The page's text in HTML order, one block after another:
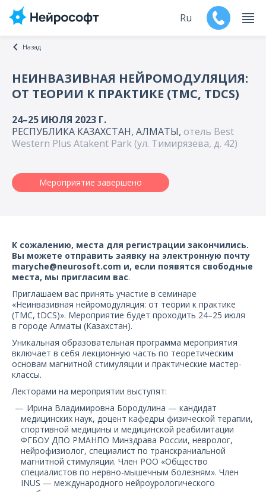
Продукты
Поддержка
Мероприятия
Дилеры
О компании
Карьера
Ru
Назад
НЕИНВАЗИВНАЯ НЕЙРОМОДУЛЯЦИЯ:
ОТ ТЕОРИИ К ПРАКТИКЕ (ТМС, TDCS)
24–25 ИЮЛЯ 2023 Г.
РЕСПУБЛИКА КАЗАХСТАН, АЛМАТЫ, отель Best
Western Plus Atakent Park (ул. Тимирязева, д. 42)
Мероприятие завершено
К сожалению, места для регистрации закончились.
Вы можете отправить заявку на электронную почту
maryche@neurosoft.com и, если появятся свободные
места, мы пригласим вас.
Приглашаем вас принять участие в семинаре
«Неинвазивная нейромодуляция: от теории к практике
(ТМС, tDCS)». Мероприятие будет проходить 24–25 июля
в городе Алматы (Казахстан).
Уникальная образовательная программа мероприятия
включает в себя лекционную часть по теоретическим
основам магнитной стимуляции и практические мастер-
классы.
Лекторами на мероприятии выступят:
Ирина Владимировна Бородулина — кандидат
медицинских наук, доцент кафедры физической терапии,
спортивной медицины и медицинской реабилитации
ФГБОУ ДПО РМАНПО Минздрава России, невролог,
нейрофизиолог, специалист по транскраниальной
магнитной стимуляции. Член РОО «Общество
специалистов по нервно-мышечным болезням». Член
INUS — международного нейроурологического